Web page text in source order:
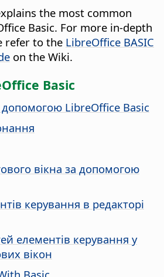
the most common
Basic. For more in-depth
refer to the LibreOffice BASIC
on the Wiki.
Basic
LibreOffice Basic
вікна за допомогою
керування в редакторі
елементів керування у
вікон